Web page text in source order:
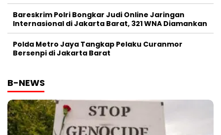
Bareskrim Polri Bongkar Judi Online Jaringan
Internasional di Jakarta Barat, 321 WNA Diamankan
Polda Metro Jaya Tangkap Pelaku Curanmor
Bersenpi di Jakarta Barat
B-NEWS